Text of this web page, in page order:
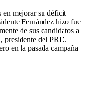
en mejorar su déficit
Fernández hizo fue
de sus candidatos a
presidente del PRD.
en la pasada campaña